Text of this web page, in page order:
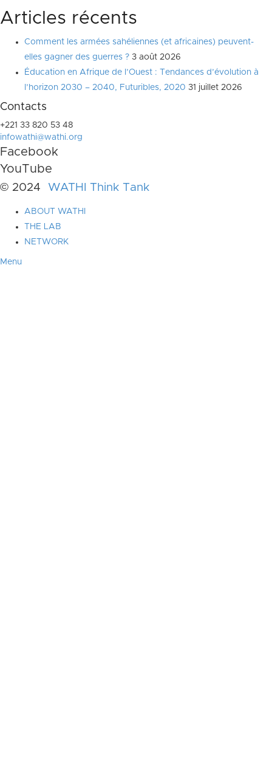
Articles récents
Comment les armées sahéliennes (et africaines) peuvent-
elles gagner des guerres ? 3 août 2026
Éducation en Afrique de l’Ouest : Tendances d’évolution à
l’horizon 2030 – 2040, Futuribles, 2020 31 juillet 2026
Contacts
+221 33 820 53 48
infowathi@wathi.org
Facebook
YouTube
© 2024 WATHI Think Tank
ABOUT WATHI
THE LAB
NETWORK
Menu